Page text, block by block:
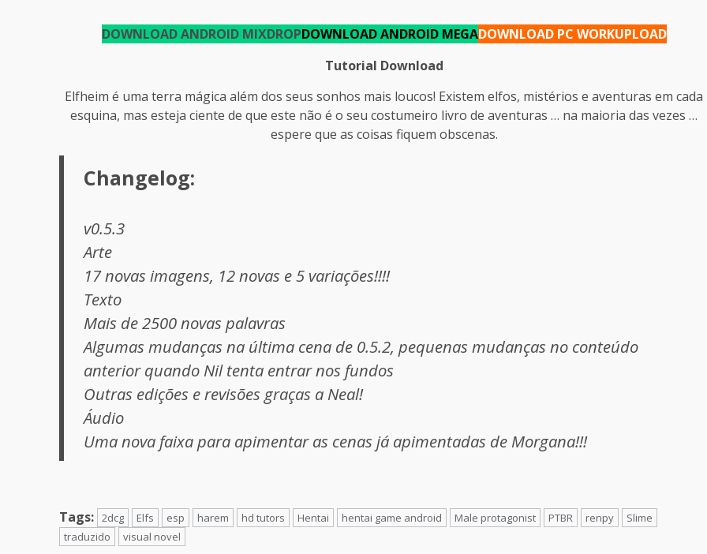
DOWNLOADANDROID MIXDROPDOWNLOADANDROID MEGADOWNLOAD PC WORKUPLOAD
Tutorial Download
Elfheim é uma terra mágica além dos seus sonhos mais loucos! Existem elfos, mistérios e aventuras em cada
esquina, mas esteja ciente de que este não é o seu costumeiro livro de aventuras … na maioria das vezes …
espere que as coisas fiquem obscenas.
Changelog:
v0.5.3
Arte
17 novas imagens, 12 novas e 5 variações!!!!
Texto
Mais de 2500 novas palavras
Algumas mudanças na última cena de 0.5.2, pequenas mudanças no conteúdo
anterior quando Nil tenta entrar nos fundos
Outras edições e revisões graças a Neal!
Áudio
Uma nova faixa para apimentar as cenas já apimentadas de Morgana!!!
Tags: 2dcg Elfs esp harem hd tutors Hentai hentai game android Male protagonist PTBR renpy
Slime
traduzido
visual novel